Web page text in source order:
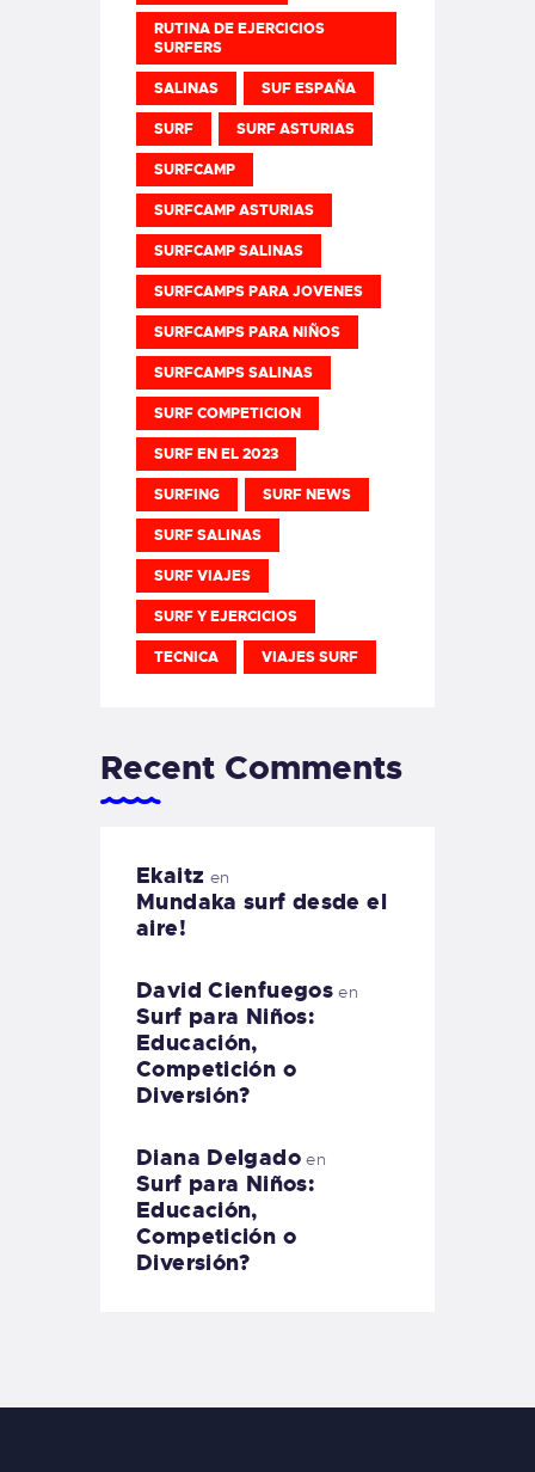
RUTINA DE EJERCICIOS
SURFERS
SALINAS SUF ESPAÑA
SURF SURF ASTURIAS
SURFCAMP
SURFCAMP ASTURIAS
SURFCAMP SALINAS
SURFCAMPS PARA JOVENES
SURFCAMPS PARA NIÑOS
SURFCAMPS SALINAS
SURF COMPETICION
SURF EN EL 2023
SURFING SURF NEWS
SURF SALINAS
SURF VIAJES
SURF Y EJERCICIOS
TECNICA VIAJES SURF
Recent Comments
Ekaitz en
Mundaka surf desde el
aire!
David Cienfuegos en
Surf para Niños:
Educación,
Competición o
Diversión?
Diana Delgadoen
Surf para Niños:
Educación,
Competición o
Diversión?